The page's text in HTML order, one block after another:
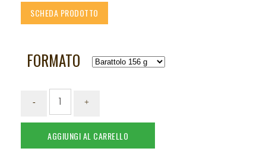
SCHEDA PRODOTTO
FORMATO
AGGIUNGI AL CARRELLO